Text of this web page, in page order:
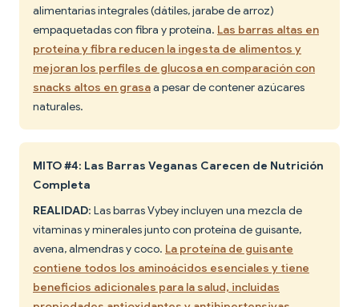
alimentarias integrales (dátiles, jarabe de arroz)
empaquetadas con fibra y proteína. Las barras altas en
proteína y fibra reducen la ingesta de alimentos y
mejoran los perfiles de glucosa en comparación con
snacks altos en grasaa pesar de contener azúcares
naturales.
MITO #4: Las Barras Veganas Carecen de Nutrición
Completa
REALIDAD: Las barras Vybey incluyen una mezcla de
vitaminas y minerales junto con proteína de guisante,
avena, almendras y coco. La proteína de guisante
contiene todos los aminoácidos esenciales y tiene
beneficios adicionales para la salud, incluidas